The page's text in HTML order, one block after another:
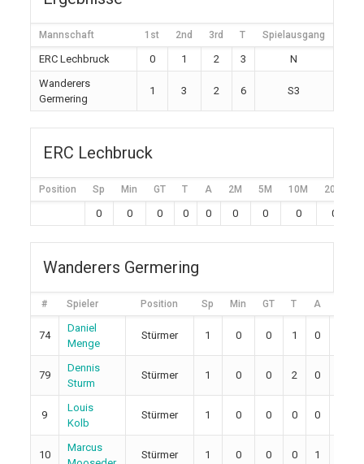
Mannschaft 1st 2nd 3rd T Spielausgang
ERC Lechbruck 0 1 2 3
N
Wanderers
Germering
1 3 2 6 S3
ERC Lechbruck
Position Sp Min GT T A 2M 5M 10M 20M
0 0 0 0 0 0 0 0 0
Wanderers Germering
# Spieler Position Sp Min GT T A
74
Daniel
Menge
Stürmer 1 0 0 1 0
79
Dennis
Sturm
Stürmer 1 0 0 2 0
9
Louis
Kolb
Stürmer 1 0 0 0 0
10
Marcus
Stürmer 1 0 0 0 1